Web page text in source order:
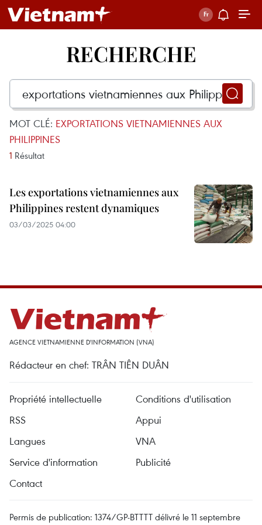
RECHERCHE
MOT CLÉ: EXPORTATIONS VIETNAMIENNES AUX
PHILIPPINES
1 Résultat
Les exportations vietnamiennes aux
Philippines restent dynamiques
03/03/2025 04:00
AGENCE VIETNAMIENNE D'INFORMATION (VNA)
Rédacteur en chef: TRÂN TIÊN DUÂN
Propriété intellectuelle
Conditions d'utilisation
RSS
Appui
Langues
VNA
Service d'information
Publicité
Contact
Permis de publication: 1374/GP-BTTTT délivré le 11 septembre